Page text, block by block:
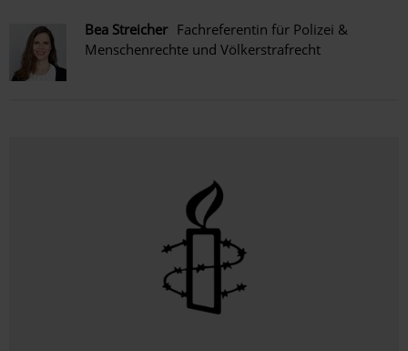
Bea Streicher Fachreferentin für Polizei &
Menschenrechte und Völkerstrafrecht